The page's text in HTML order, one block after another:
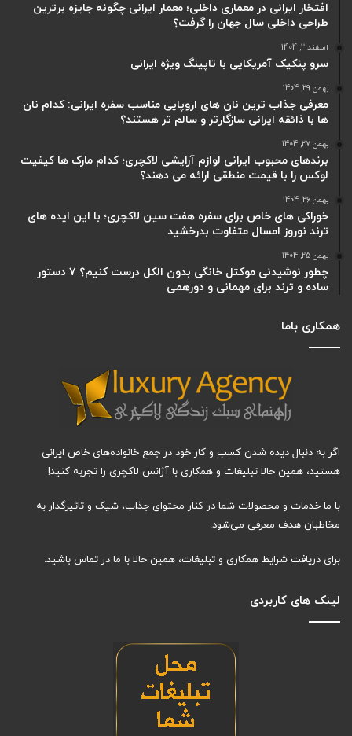
افتخار ایرانی در معماری داخلی؛ معمار ایرانی چگونه جایزه برترین
طراحی داخلی سال جهان را گرفت؟
اسفند 2, 1404
سرو پنکیک آمریکایی با تاپینگ ویژه ایرانی
بهمن 29, 1404
معرفی جذاب ترین نان های اروپایی مناسب سفره ایرانی: کدام نان
ها با ذائقه ایرانی سازگارتر و سالم تر هستند؟
بهمن 27, 1404
برندهای محبوب ایرانی لوازم آرایشی لاکچری؛ کدام مارک ها کیفیت
لوکس را با قیمت منطقی ارائه می دهند؟
بهمن 26, 1404
خوراکی های خاص برای سفره هفت سین لاکچری؛ با این ایده های
ترند نوروز امسال متفاوت بدرخشید
بهمن 25, 1404
چطور نوشیدنی موکتل خانگی بدون الکل درست کنیم؟ ۷ دستور
ساده و ترند برای مهمانی و دورهمی
همکاری باما
اگر به دنبال دیده شدن کسب و کار خود در جمع خانواده‌های خاص ایرانی
هستید، همین حالا تبلیغات و همکاری با آژانس لاکچری را تجربه کنید!
با ما خدمات و محصولات شما در کنار محتوای جذاب، شیک و تاثیرگذار به
مخاطبان هدف معرفی می‌شود.
برای دریافت شرایط همکاری و تبلیغات، همین حالا با ما در تماس باشید.
لینک های کاربردی